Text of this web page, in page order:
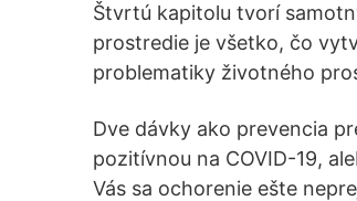
Štvrtú kapitolu tvorí
prostredie je všetko, čo
problematiky životného
Dve dávky ako prevencia
pozitívnou na COVID-19,
Vás sa ochorenie ešte